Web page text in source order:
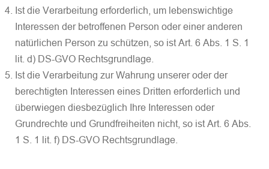
Ist die Verarbeitung erforderlich, um lebenswichtige
Interessen der betroffenen Person oder einer anderen
natürlichen Person zu schützen, so ist Art. 6 Abs. 1 S. 1
lit. d) DS-GVO Rechtsgrundlage.
Ist die Verarbeitung zur Wahrung unserer oder der
berechtigten Interessen eines Dritten erforderlich und
überwiegen diesbezüglich Ihre Interessen oder
Grundrechte und Grundfreiheiten nicht, so ist Art. 6 Abs.
1 S. 1 lit. f) DS-GVO Rechtsgrundlage.